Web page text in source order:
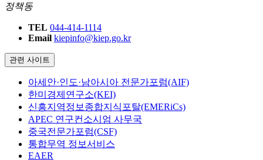
정책동
TEL 044-414-1114
Email kiepinfo@kiep.go.kr
관련 사이트
아세안·인도·남아시아 전문가포럼(AIF)
한미경제연구소(KEI)
신흥지역정보종합지식포탈(EMERiCs)
APEC 연구컨소시엄 사무국
중국전문가포럼(CSF)
통합무역 정보서비스
EAER